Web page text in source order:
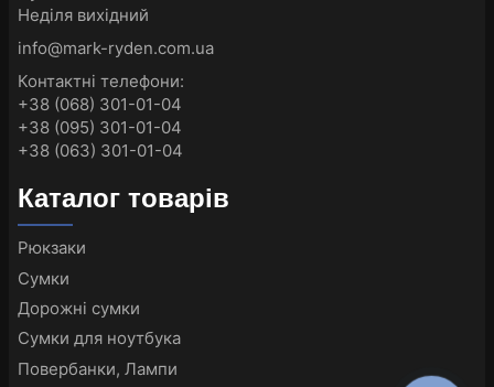
Неділя вихідний
info@mark-ryden.com.ua
Контактні телефони:
+38 (068) 301-01-04
+38 (095) 301-01-04
+38 (063) 301-01-04
Каталог товарів
Рюкзаки
Сумки
Дорожні сумки
Сумки для ноутбука
Повербанки, Лампи